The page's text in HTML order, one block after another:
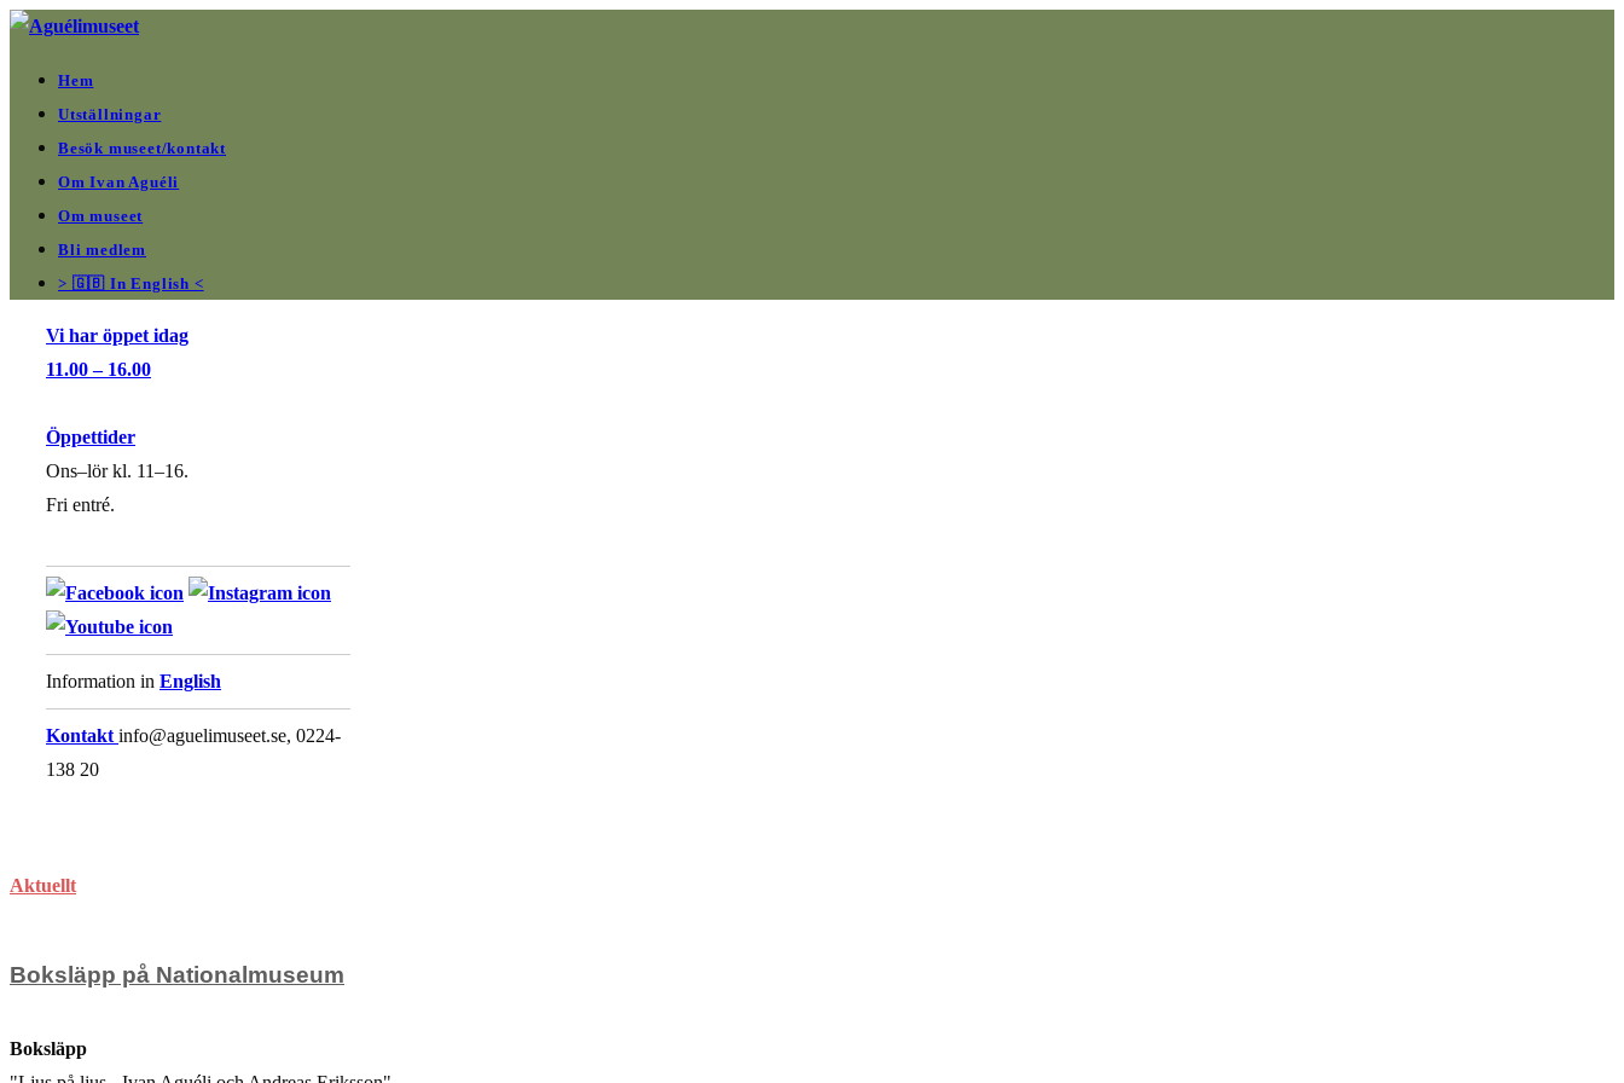
Hoppa
innehållet
Hem
Utställningar
Besök museet/kontakt
Om Ivan Aguéli
Om museet
Bli medlem
> 🇬🇧 In English <
Vi har öppet idag
11.00 – 16.00
Öppettider
Ons–lör kl. 11–16.
Fri entré.
Information in English
Kontakt info@aguelimuseet.se, 0224-
138 20
Aktuellt
Boksläpp på Nationalmuseum
Boksläpp